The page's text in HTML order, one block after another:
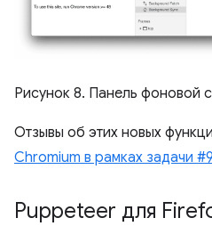
Рисунок 8. Панель фоновой
Отзывы об этих новых
Chromium в рамках задачи
Puppeteer для